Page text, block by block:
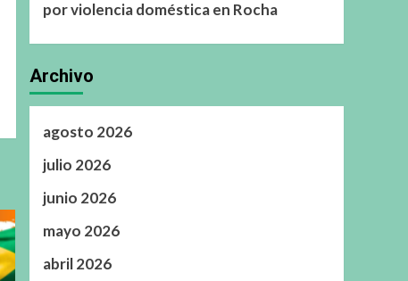
por violencia doméstica en Rocha
Archivo
agosto 2026
julio 2026
junio 2026
mayo 2026
abril 2026